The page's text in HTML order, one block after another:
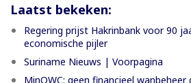
Laatst bekeken:
Regering prijst Hakrinbank voor 90
economische pijler
Suriname Nieuws | Voorpagina
MinOWC: geen financieel wanbeheer